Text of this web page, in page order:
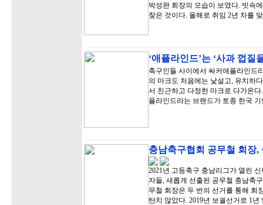
박성완 회장의 모습이 보였다. 빗속
찾은 것이다. 올해로 취임 2년 차를
‘애플라인드’는 ‘사과 껍질
축구인들 사이에서 싸커애플라인드
의 마크도 처음에는 낯설고, 유치하
서 친근하고 다정한 마크로 다가온
플라인드라는 브랜드가 토종 한국
충남축구협회 공무철 회장
2021년 고등축구 충남리그가 열린
자들, 새롭게 선출된 공무철 충남축
무철 회장은 두 번의 선거를 통해 회
탄치 않았다. 2019년 보궐선거로 1